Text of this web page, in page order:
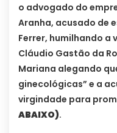
o advogado do
Aranha, acusado de
Ferrer, humilhando
Cláudio Gastão da
Mariana alegando
ginecológicas” e a
virgindade para
ABAIXO).